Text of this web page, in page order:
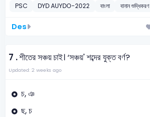
PSC DYD AUYDO-2022 বাংলা বানান শুদ্ধিকরণ
Des
7 .শীতের সঞ্চয় চাই। ‘সঞ্চয়' শব্দের যুক্ত বর্ণ?
Updated: 2 weeks ago
চ, ঞ
ছ, চ